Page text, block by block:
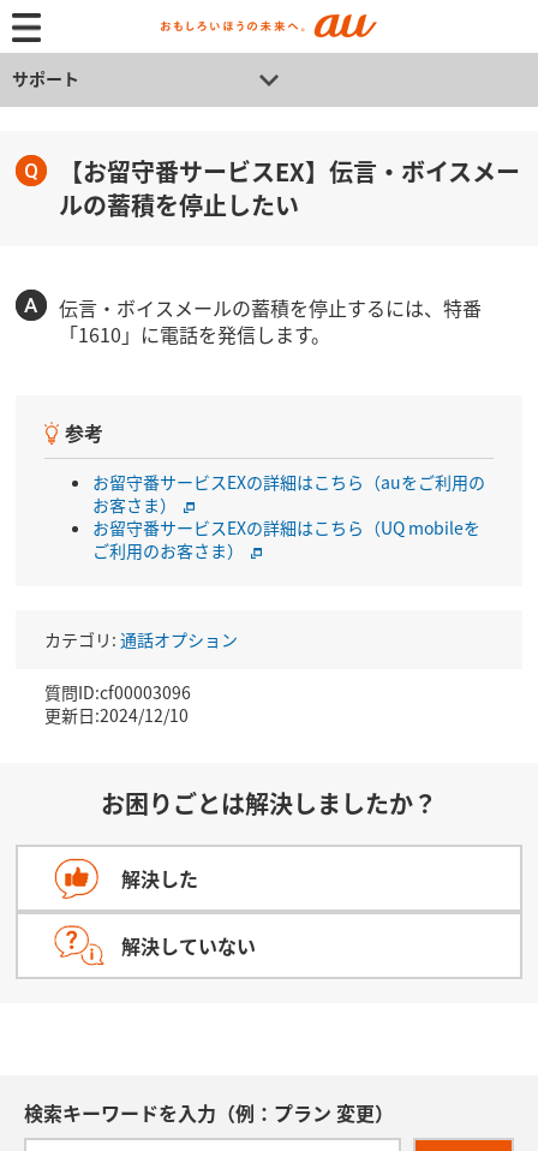
サポート
【お留守番サービスEX】伝言・ボイスメー
ルの蓄積を停止したい
伝言・ボイスメールの蓄積を停止するには、特番
「1610」に電話を発信します。
参考
お留守番サービスEXの詳細はこちら（auをご利用の
お客さま）
お留守番サービスEXの詳細はこちら（UQ mobileを
ご利用のお客さま）
カテゴリ: 通話オプション
質問ID:cf00003096
更新日:2024/12/10
お困りごとは解決しましたか？
解決した
解決していない
検索キーワードを入力（例：プラン 変更）